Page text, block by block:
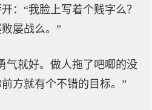
：“我脸上写着个贱字么？
屡战么。”
气就好。做人拖了吧唧的没
方就有个不错的目标。”